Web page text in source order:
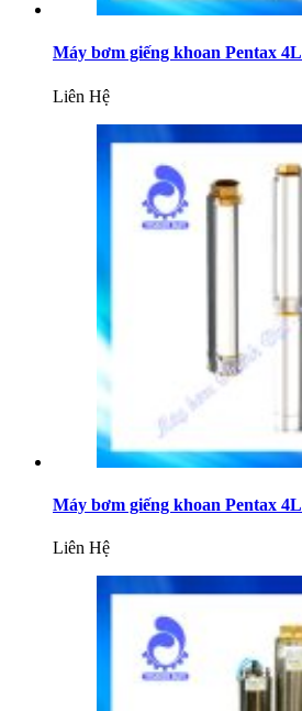
Máy bơm giếng khoan Pentax
Liên Hệ
Máy bơm giếng khoan Pentax
Liên Hệ